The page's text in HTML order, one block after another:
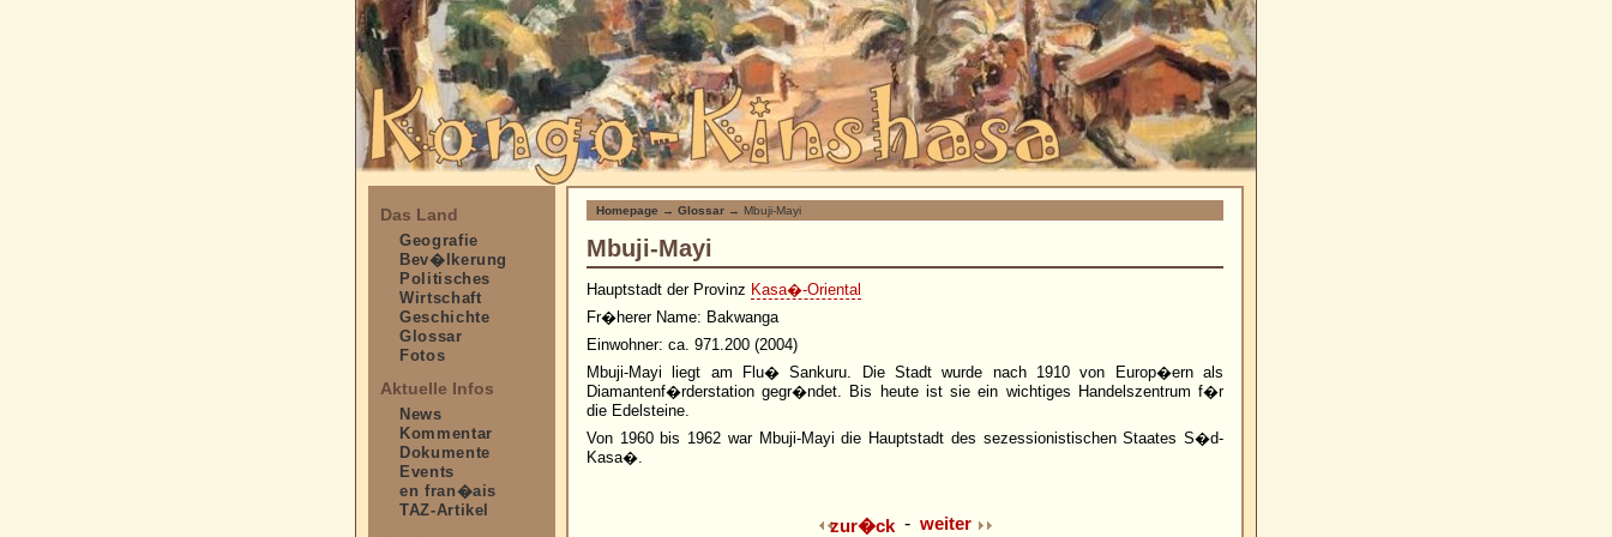
Das Land
Geografie
Bev�lkerung
Politisches
Wirtschaft
Geschichte
Glossar
Fotos
Aktuelle Infos
News
Kommentar
Dokumente
Events
en fran�ais
TAZ-Artikel
Homepage → Glossar → Mbuji-Mayi
Mbuji-Mayi
Hauptstadt der Provinz Kasa�-Oriental
Fr�herer Name: Bakwanga
Einwohner: ca. 971.200 (2004)
Mbuji-Mayi liegt am Flu� Sankuru. Die Stadt wurde nach 1910 von Europ�ern als
Diamantenf�rderstation gegr�ndet. Bis heute ist sie ein wichtiges Handelszentrum f�r
die Edelsteine.
Von 1960 bis 1962 war Mbuji-Mayi die Hauptstadt des sezessionistischen Staates S�d-
Kasa�.
zur�ck - weiter